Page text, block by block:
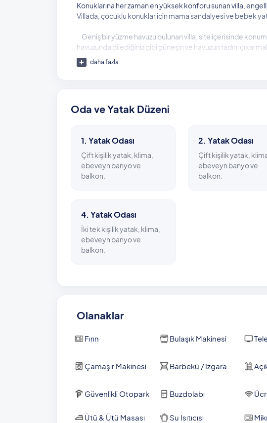
Konuklarına her zaman en yüksek konforu sunan villa,
Villada, çocuklu konuklar için mama sandalyesi ve bebek
Geniş bir yüzme havuzu bulunan villa, site içerisinde
havuzunda dilediğiniz gibi güneşin ve havuzun tadını
Denizin tadına doyacağınız bu muhteşem villadan, en
Havuz Ölçüleri: 4m x 9m x 1,50 m
daha fazla
Oda ve Yatak Düzeni
1. Yatak Odası
Çift kişilik yatak, klima,
ebeveyn banyo ve
balkon.
2. Yatak Odası
Çift kişilik yatak,
ebeveyn banyo ve
balkon.
4. Yatak Odası
İki tek kişilik yatak, klima,
ebeveyn banyo ve
balkon.
Olanaklar
Fırın Bulaşık Makinesi
Çamaşır Makinesi Barbekü / Izgara
Güvenlikli Otopark Buzdolabı
Ütü & Ütü Masası Su Isıtıcısı